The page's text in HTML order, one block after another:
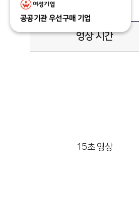
영상 시간
15초 영상
공공기관 우선구매 기업